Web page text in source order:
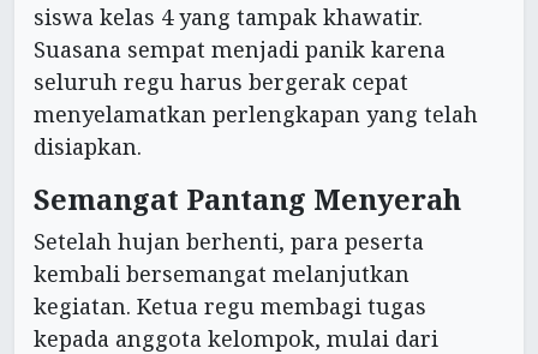
siswa kelas 4 yang tampak khawatir.
Suasana sempat menjadi panik karena
seluruh regu harus bergerak cepat
menyelamatkan perlengkapan yang telah
disiapkan.
Semangat Pantang Menyerah
Setelah hujan berhenti, para peserta
kembali bersemangat melanjutkan
kegiatan. Ketua regu membagi tugas
kepada anggota kelompok, mulai dari